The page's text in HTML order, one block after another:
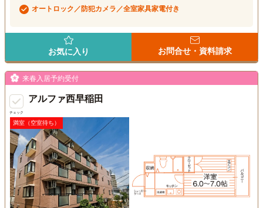
オートロック／防犯カメラ／全室家具家電付き
お気に入り お問合せ・資料請求
チェック
来春入居予約受付
アルファ西早稲田
満室（空室待ち）